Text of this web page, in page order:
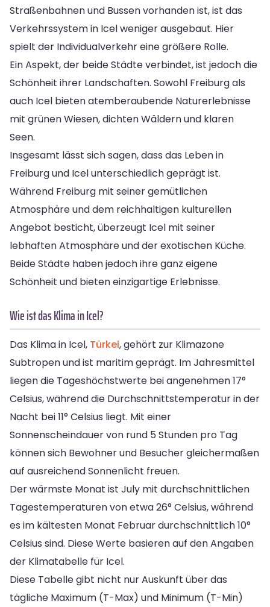
Straßenbahnen und Bussen vorhanden ist, ist das
Verkehrssystem in Icel weniger ausgebaut. Hier
spielt der Individualverkehr eine größere Rolle.
Ein Aspekt, der beide Städte verbindet, ist jedoch die
Schönheit ihrer Landschaften. Sowohl Freiburg als
auch Icel bieten atemberaubende Naturerlebnisse
mit grünen Wiesen, dichten Wäldern und klaren
Seen.
Insgesamt lässt sich sagen, dass das Leben in
Freiburg und Icel unterschiedlich geprägt ist.
Während Freiburg mit seiner gemütlichen
Atmosphäre und dem reichhaltigen kulturellen
Angebot besticht, überzeugt Icel mit seiner
lebhaften Atmosphäre und der exotischen Küche.
Beide Städte haben jedoch ihre ganz eigene
Schönheit und bieten einzigartige Erlebnisse.
Wie ist das Klima in Icel?
Das Klima in Icel, Türkei, gehört zur Klimazone
Subtropen und ist maritim geprägt. Im Jahresmittel
liegen die Tageshöchstwerte bei angenehmen 17°
Celsius, während die Durchschnittstemperatur in der
Nacht bei 11° Celsius liegt. Mit einer
Sonnenscheindauer von rund 5 Stunden pro Tag
können sich Bewohner und Besucher gleichermaßen
auf ausreichend Sonnenlicht freuen.
Der wärmste Monat ist July mit durchschnittlichen
Tagestemperaturen von etwa 26° Celsius, während
es im kältesten Monat Februar durchschnittlich 10°
Celsius sind. Diese Werte basieren auf den Angaben
der Klimatabelle für Icel.
Diese Tabelle gibt nicht nur Auskunft über das
tägliche Maximum (T-Max) und Minimum (T-Min)